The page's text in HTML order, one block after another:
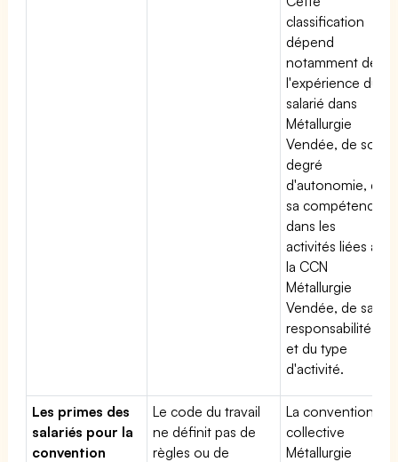
classification
dépend
notamment de
l'expérience du
salarié dans
Métallurgie
Vendée, de son
degré
d'autonomie, de
sa compétence
dans les
activités liées à
la CCN
Métallurgie
Vendée, de sa
responsabilité
et du type
d'activité.
Les primes des
salariés pour la
convention
Le code du travail
ne définit pas de
règles ou de
La convention
collective
Métallurgie